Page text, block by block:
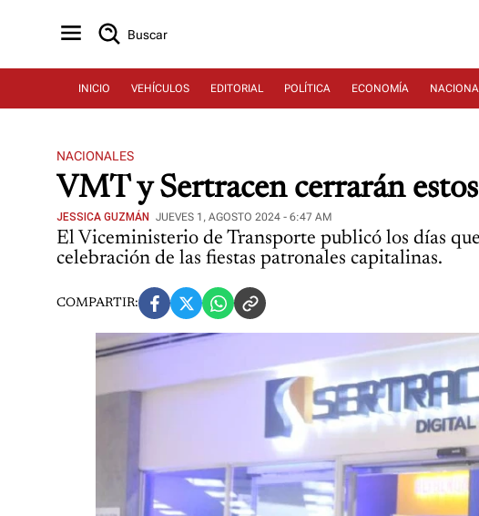
Buscar
INICIO VEHÍCULOS EDITORIAL POLÍTICA ECONOMÍA
NACIONALES
VMT y Sertracen cerrarán
JESSICA GUZMÁN JUEVES 1, AGOSTO 2024 - 6:47 AM
El Viceministerio de Transporte publicó los días
celebración de las fiestas patronales capitalinas.
COMPARTIR: